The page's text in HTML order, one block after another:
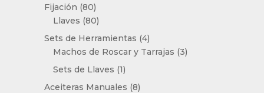
Fijación 8080
productos
Llaves 8080
productos
Sets de Herramientas 44
productos
Machos de Roscar y Tarrajas 33
Sets de Llaves 11
producto
Aceiteras Manuales 88